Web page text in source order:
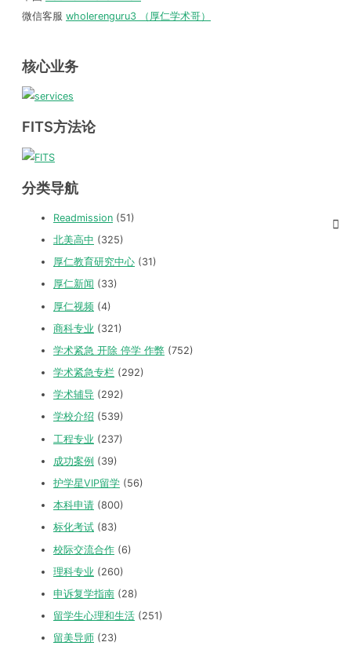
微信客服 wholerenguru3 （厚仁学术哥）
核心业务
FITS方法论
分类导航
Readmission (51)
北美高中 (325)
厚仁教育研究中心 (31)
厚仁新闻 (33)
厚仁视频 (4)
商科专业 (321)
学术紧急 开除 停学 作弊 (752)
学术紧急专栏 (292)
学术辅导 (292)
学校介绍 (539)
工程专业 (237)
成功案例 (39)
护学星VIP留学 (56)
本科申请 (800)
标化考试 (83)
校际交流合作 (6)
理科专业 (260)
申诉复学指南 (28)
留学生心理和生活 (251)
留美导师 (23)